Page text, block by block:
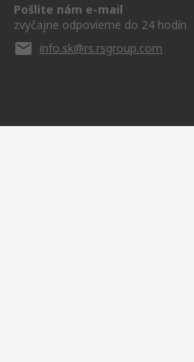
Pošlite nám e-mail
zvyčajne odpovieme do 24 hodín
info.sk@rs.rsgroup.com